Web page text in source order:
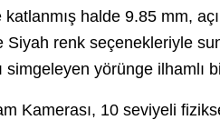
katlanmış halde 9.85 mm,
Siyah renk seçenekleriyle
simgeleyen yörünge ilhamlı
Kamerası, 10 seviyeli